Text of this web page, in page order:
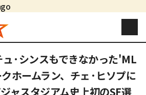
·シンスもできなかった'ML
ホームラン、チェ·ヒソプに
ャスタジアム史上初のSF選